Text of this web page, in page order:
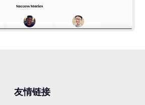
友情链接